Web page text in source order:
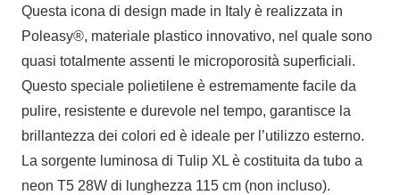
Questa icona di design made in Italy è realizzata in
Poleasy®, materiale plastico innovativo, nel quale sono
quasi totalmente assenti le microporosità superficiali.
Questo speciale polietilene è estremamente facile da
pulire, resistente e durevole nel tempo, garantisce la
brillantezza dei colori ed è ideale per l’utilizzo esterno.
La sorgente luminosa di Tulip XL è costituita da tubo a
neon T5 28W di lunghezza 115 cm (non incluso).